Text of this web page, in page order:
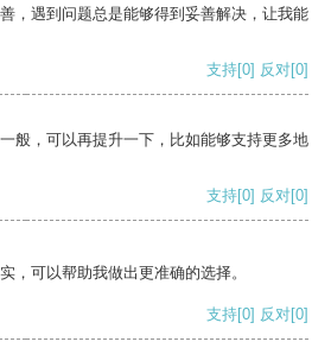
，遇到问题总是能够得到妥善解决，让我能
支持[0] 反对[0]
般，可以再提升一下，比如能够支持更多地
支持[0] 反对[0]
，可以帮助我做出更准确的选择。
支持[0] 反对[0]